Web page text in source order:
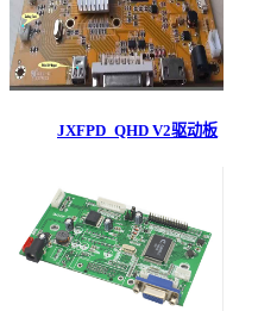
JXFPD_QHD V2驱动板